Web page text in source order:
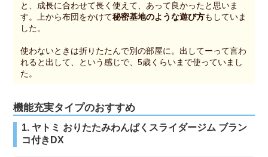
と、成長に合わせて長く使えて、あって良かったと思いま
す。上から布団をかけて秘密基地のような遊び方もしていま
した。
使わないときは折りたたんで別の部屋に。出してーって言わ
れると出して、という感じで、5歳くらいまで使っていまし
た。
機能充実タイプのおすすめ
1. ヤトミ おりたたみわんぱくスライダージム ブラン
コ付きDX